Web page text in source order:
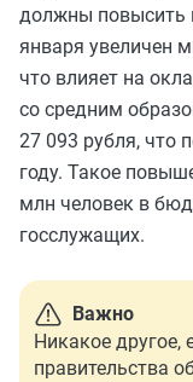
должны повысить
января увеличен
что влияет на
со средним
27 093 рубля, что
году. Такое
млн человек в
госслужащих.
Важно
Никакое другое,
правительства